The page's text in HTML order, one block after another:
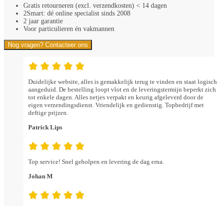
Gratis retourneren (excl. verzendkosten) < 14 dagen
2Smart: dé online specialist sinds 2008
2 jaar garantie
Voor particulieren én vakmannen
Nog vragen? Contacteer ons
Duidelijke website, alles is gemakkelijk terug te vinden en staat logisch
aangeduid. De bestelling loopt vlot en de leveringstermijn beperkt zich
tot enkele dagen. Alles netjes verpakt en keurig afgeleverd door de
eigen verzendingsdienst. Vriendelijk en gedienstig. Topbedrijf met
deftige prijzen.
Patrick Lips
Top service! Snel geholpen en levering de dag erna.
Johan M